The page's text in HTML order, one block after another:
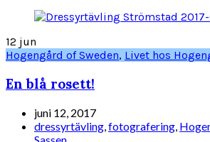
12 jun
Hogengård of Sweden, Livet hos
En blå rosett!
juni 12, 2017
dressyrtävling fotografering
Sassen